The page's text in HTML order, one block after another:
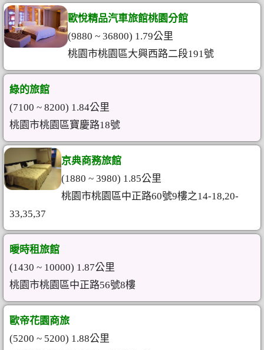
歐悅精品汽車旅館桃園分館
(9880 ~ 36800) 1.79公里
桃園市桃園區大興西路二段191號
綠的旅館
(7100 ~ 8200) 1.84公里
桃園市桃園區寶慶路18號
京典商務旅館
(1880 ~ 3980) 1.85公里
桃園市桃園區中正路60號9樓之14-18,20-
33,35,37
曖時租旅館
(1430 ~ 10000) 1.87公里
桃園市桃園區中正路56號8樓
歐帝花園商旅
(5200 ~ 5200) 1.88公里